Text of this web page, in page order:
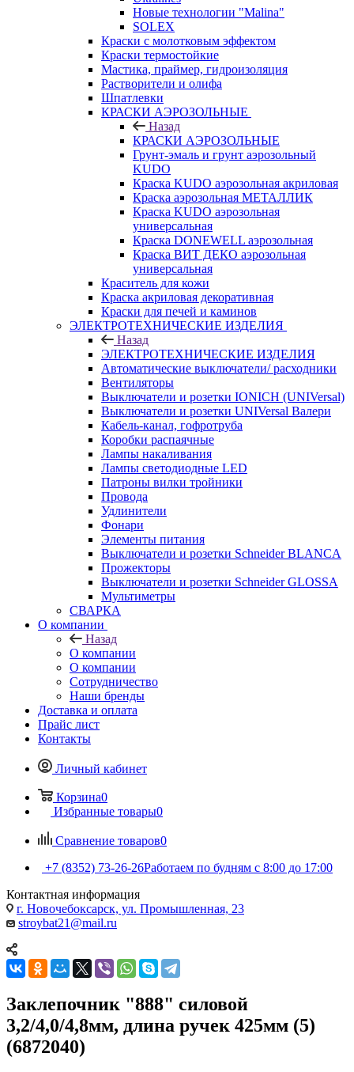
Новые технологии "Malina"
SOLEX
Краски с молотковым эффектом
Краски термостойкие
Мастика, праймер, гидроизоляция
Растворители и олифа
Шпатлевки
КРАСКИ АЭРОЗОЛЬНЫЕ
Назад
КРАСКИ АЭРОЗОЛЬНЫЕ
Грунт-эмаль и грунт аэрозольный
KUDO
Краска KUDO аэрозольная акриловая
Краска аэрозольная МЕТАЛЛИК
Краска KUDO аэрозольная
универсальная
Краска DONEWELL аэрозольная
Краска ВИТ ДЕКО аэрозольная
универсальная
Краситель для кожи
Краска акриловая декоративная
Краски для печей и каминов
ЭЛЕКТРОТЕХНИЧЕСКИЕ ИЗДЕЛИЯ
Назад
ЭЛЕКТРОТЕХНИЧЕСКИЕ ИЗДЕЛИЯ
Автоматические выключатели/ расходники
Вентиляторы
Выключатели и розетки IONICH (UNIVersal)
Выключатели и розетки UNIVersal Валери
Кабель-канал, гофротруба
Коробки распаячные
Лампы накаливания
Лампы светодиодные LED
Патроны вилки тройники
Провода
Удлинители
Фонари
Элементы питания
Выключатели и розетки Schneider BLANCA
Прожекторы
Выключатели и розетки Schneider GLOSSA
Мультиметры
СВАРКА
О компании
Назад
О компании
О компании
Сотрудничество
Наши бренды
Доставка и оплата
Прайс лист
Контакты
Личный кабинет
Корзина0
Избранные товары0
Сравнение товаров0
+7 (8352) 73-26-26Работаем по будням с 8:00 до 17:00
Контактная информация
г. Новочебоксарск, ул. Промышленная, 23
stroybat21@mail.ru
Заклепочник "888" силовой
3,2/4,0/4,8мм, длина ручек 425мм (5)
(6872040)